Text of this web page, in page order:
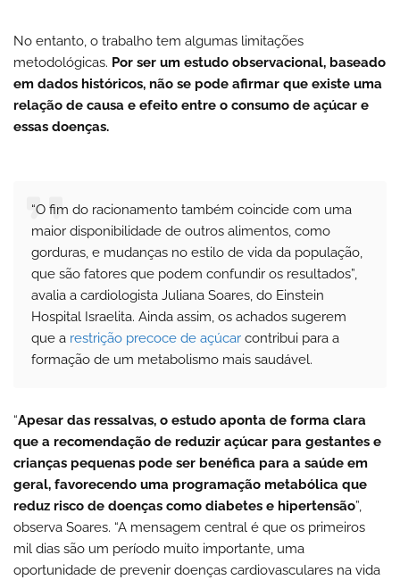
No entanto, o trabalho tem algumas limitações
metodológicas. Por ser um estudo observacional, baseado
em dados históricos, não se pode afirmar que existe uma
relação de causa e efeito entre o consumo de açúcar e
essas doenças.
“O fim do racionamento também coincide com uma
maior disponibilidade de outros alimentos, como
gorduras, e mudanças no estilo de vida da população,
que são fatores que podem confundir os resultados”,
avalia a cardiologista Juliana Soares, do Einstein
Hospital Israelita. Ainda assim, os achados sugerem
que a restrição precoce de açúcar contribui para a
formação de um metabolismo mais saudável.
“Apesar das ressalvas, o estudo aponta de forma clara
que a recomendação de reduzir açúcar para gestantes e
crianças pequenas pode ser benéfica para a saúde em
geral, favorecendo uma programação metabólica que
reduz risco de doenças como diabetes e hipertensão”,
observa Soares. “A mensagem central é que os primeiros
mil dias são um período muito importante, uma
oportunidade de prevenir doenças cardiovasculares na vida